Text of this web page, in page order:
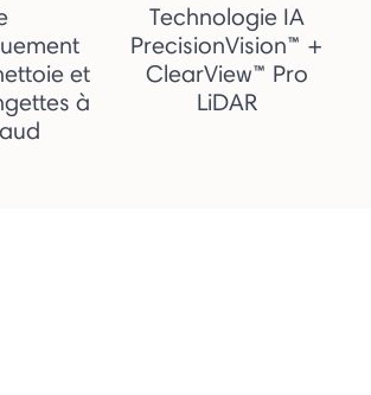
et
à
Technologie IA
PrecisionVision™ +
ClearView™ Pro
LiDAR